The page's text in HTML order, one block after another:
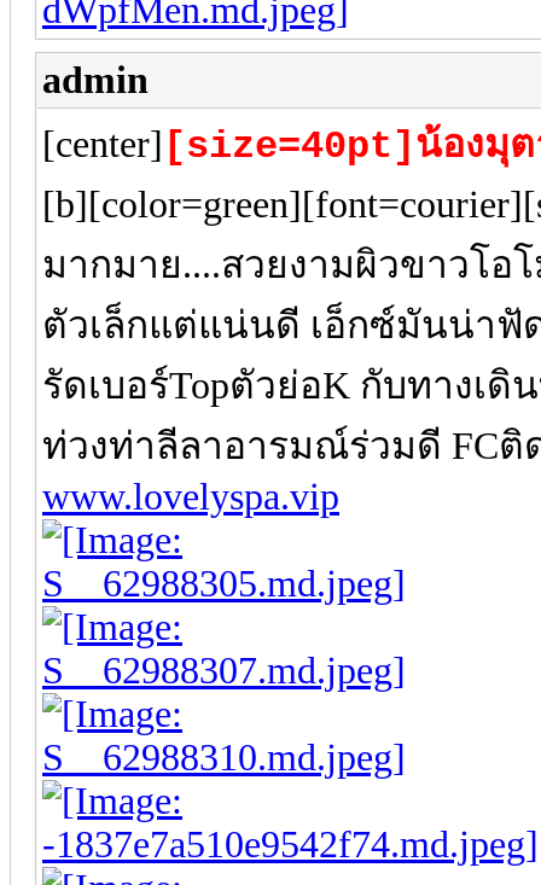
admin
[center] [size=40pt]น้อง
มากมาย....สวยงามผิวขาวโอ
ตัวเล็กแต่แน่นดี เอ็กซ์มันน่าฟั
รัดเบอร์Topตัวย่อK กับทางเ
ท่วงท่าลีลาอารมณ์ร่วมดี FCติ
www.lovelyspa.vip